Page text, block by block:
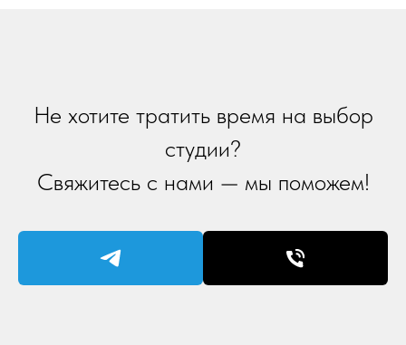
Не хотите тратить время на выбор
студии?
Свяжитесь с нами — мы поможем!